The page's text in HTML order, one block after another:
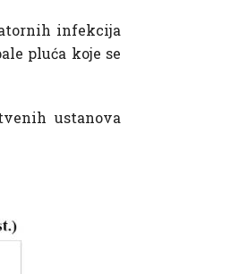
infekcija
pluća koje se
ustanova